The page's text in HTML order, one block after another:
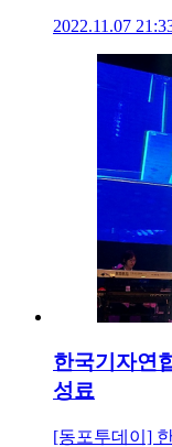
2022.11.07
한국기자연
성료
[동포투데이]